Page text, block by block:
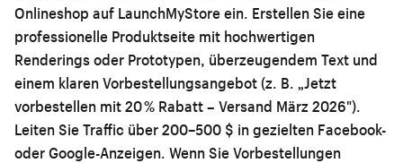
Onlineshop auf LaunchMyStore ein. Erstellen Sie eine
professionelle Produktseite mit hochwertigen
Renderings oder Prototypen, überzeugendem Text und
einem klaren Vorbestellungsangebot (z. B. „Jetzt
vorbestellen mit 20 % Rabatt – Versand März 2026").
Leiten Sie Traffic über 200–500 $ in gezielten Facebook-
oder Google-Anzeigen. Wenn Sie Vorbestellungen